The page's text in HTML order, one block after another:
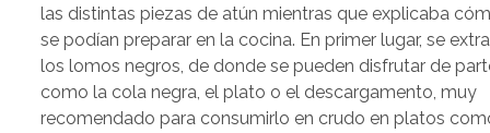
las distintas piezas de atún mientras que explicaba
se podían preparar en la cocina. En primer lugar, se
los lomos negros, de donde se pueden disfrutar de
como la cola negra, el plato o el descargamento, muy
recomendado para consumirlo en crudo en platos